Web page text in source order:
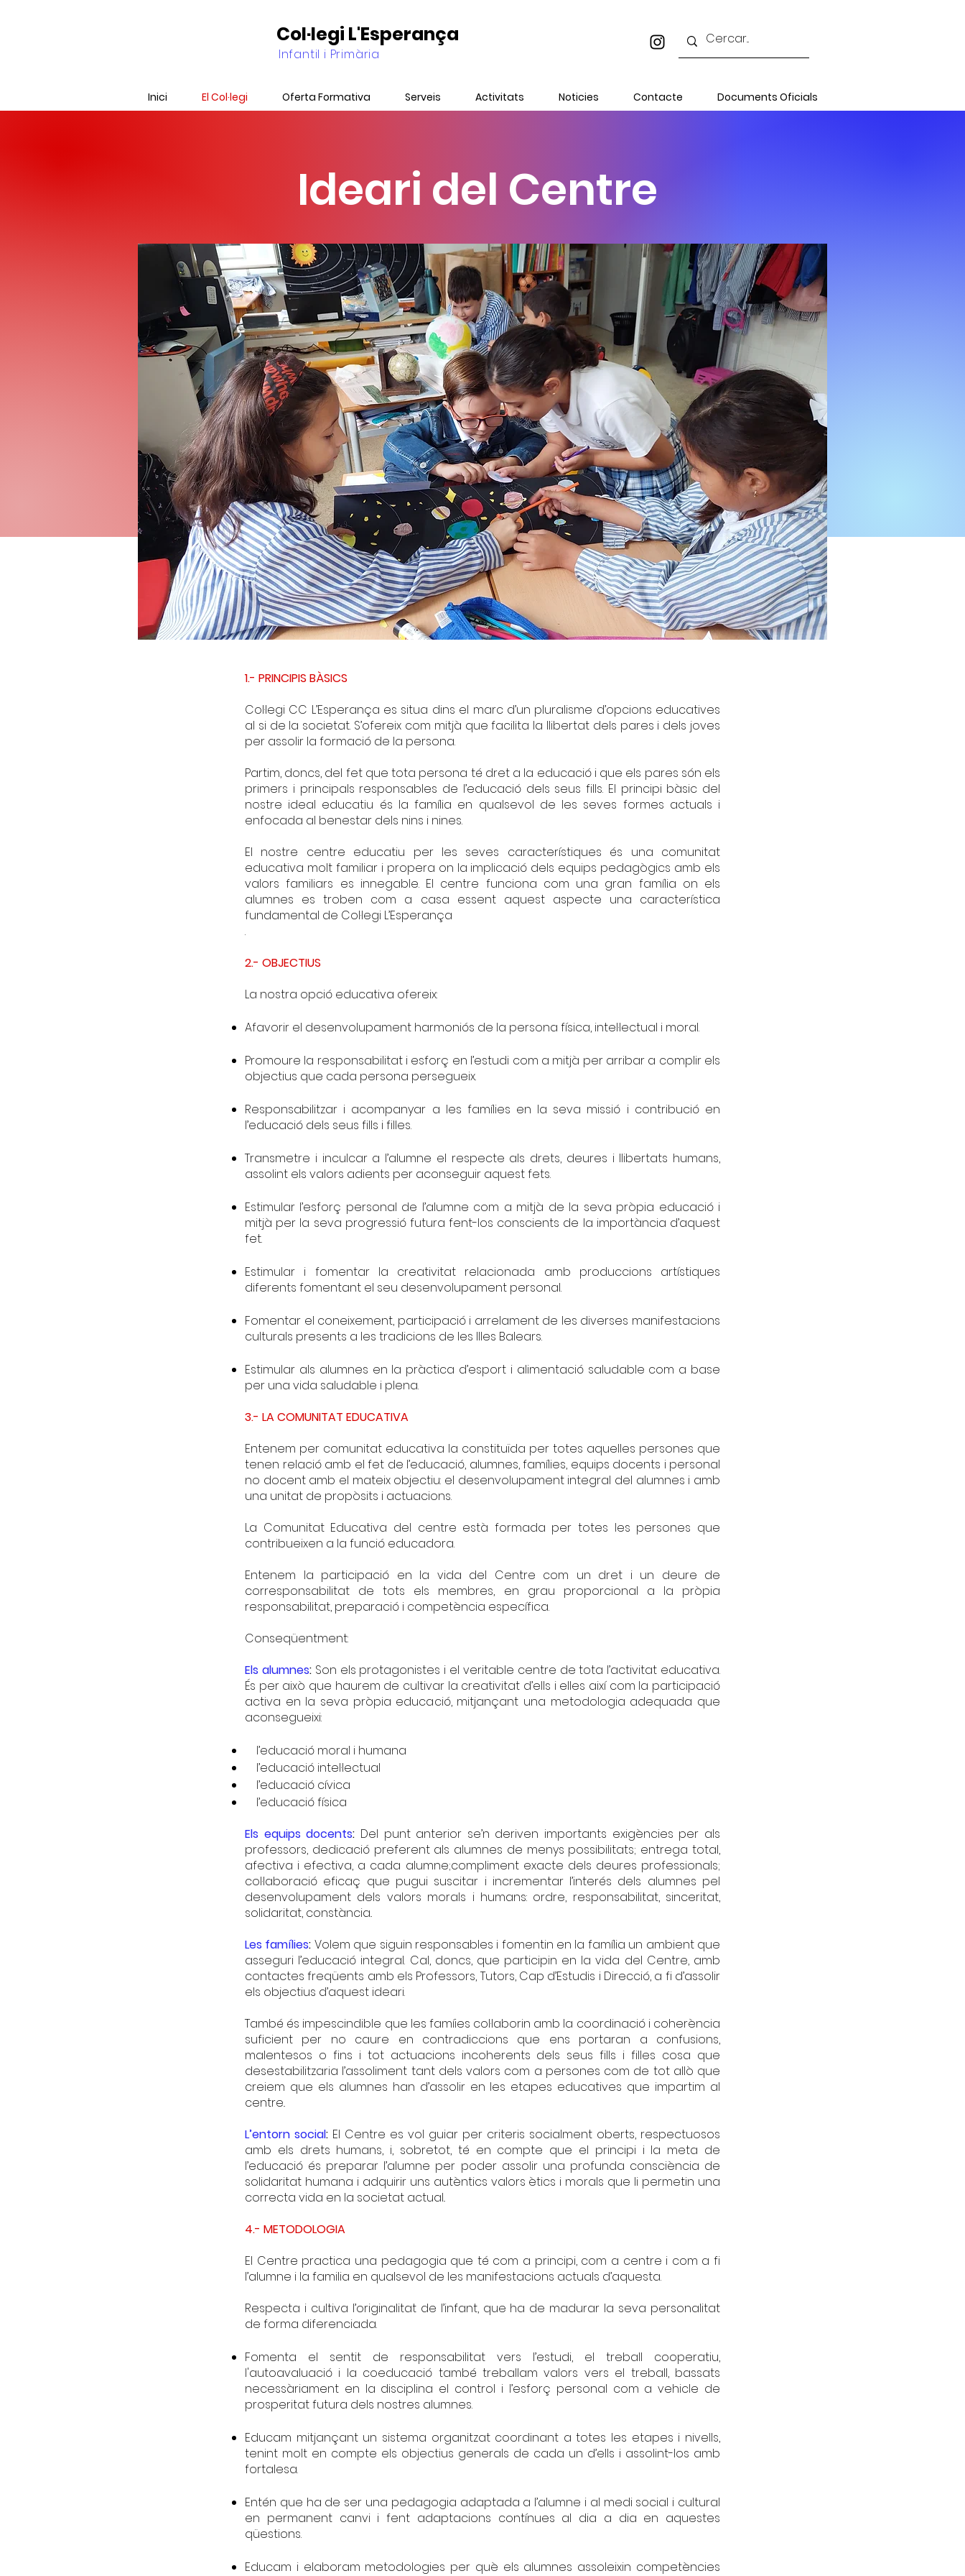
Col·legi L'Esperança
Infantil i Primària
Inici El Col·legi Oferta Formativa Serveis Activitats Noticies Contacte Documents Oficials
Ideari del Centre
1.- PRINCIPIS BÀSICS
Col·legi CC L’Esperança es situa dins el marc d’un pluralisme d’opcions educatives
al si de la societat. S’ofereix com mitjà que facilita la llibertat dels pares i dels joves
per assolir la formació de la persona.
Partim, doncs, del fet que tota persona té dret a la educació i que els pares són els
primers i principals responsables de l’educació dels seus fills. El principi bàsic del
nostre ideal educatiu és la família en qualsevol de les seves formes actuals i
enfocada al benestar dels nins i nines.
El nostre centre educatiu per les seves característiques és una comunitat
educativa molt familiar i propera on la implicació dels equips pedagògics amb els
valors familiars es innegable. El centre funciona com una gran família on els
alumnes es troben com a casa essent aquest aspecte una característica
fundamental de Col·legi L’Esperança
.
2.- OBJECTIUS
La nostra opció educativa ofereix:
Afavorir el desenvolupament harmoniós de la persona física, intel·lectual i moral.
Promoure la responsabilitat i esforç en l’estudi com a mitjà per arribar a complir els
objectius que cada persona persegueix.
Responsabilitzar i acompanyar a les famílies en la seva missió i contribució en
l’educació dels seus fills i filles.
Transmetre i inculcar a l’alumne el respecte als drets, deures i llibertats humans,
assolint els valors adients per aconseguir aquest fets.
Estimular l’esforç personal de l’alumne com a mitjà de la seva pròpia educació i
mitjà per la seva progressió futura fent-los conscients de la importància d’aquest
fet.
Estimular i fomentar la creativitat relacionada amb produccions artístiques
diferents fomentant el seu desenvolupament personal.
Fomentar el coneixement, participació i arrelament de les diverses manifestacions
culturals presents a les tradicions de les Illes Balears.
Estimular als alumnes en la pràctica d’esport i alimentació saludable com a base
per una vida saludable i plena.
3.- LA COMUNITAT EDUCATIVA
Entenem per comunitat educativa la constituïda per totes aquelles persones que
tenen relació amb el fet de l’educació, alumnes, famílies, equips docents i personal
no docent amb el mateix objectiu: el desenvolupament integral del alumnes i amb
una unitat de propòsits i actuacions.
La Comunitat Educativa del centre està formada per totes les persones que
contribueixen a la funció educadora.
Entenem la participació en la vida del Centre com un dret i un deure de
corresponsabilitat de tots els membres, en grau proporcional a la pròpia
responsabilitat, preparació i competència específica.
Conseqüentment:
Els alumnes:Son els protagonistes i el veritable centre de tota l’activitat educativa.
És per això que haurem de cultivar la creativitat d’ells i elles així com la participació
activa en la seva pròpia educació, mitjançant una metodologia adequada que
aconsegueixi:
l’educació moral i humana
l’educació intel·lectual
l’educació cívica
l’educació física
Els equips docents: Del punt anterior se’n deriven importants exigències per als
professors, dedicació preferent als alumnes de menys possibilitats; entrega total,
afectiva i efectiva, a cada alumne;compliment exacte dels deures professionals;
col·laboració eficaç que pugui suscitar i incrementar l’interés dels alumnes pel
desenvolupament dels valors morals i humans: ordre, responsabilitat, sinceritat,
solidaritat, constància..
Les famílies: Volem que siguin responsables i fomentin en la família un ambient que
asseguri l’educació integral. Cal, doncs, que participin en la vida del Centre, amb
contactes freqüents amb els Professors, Tutors, Cap d’Estudis i Direcció, a fi d’assolir
els objectius d’aquest ideari.
També és impescindible que les famíies col·laborin amb la coordinació i coherència
suficient per no caure en contradiccions que ens portaran a confusions,
malentesos o fins i tot actuacions incoherents dels seus fills i filles cosa que
desestabilitzaria l’assoliment tant dels valors com a persones com de tot allò que
creiem que els alumnes han d’assolir en les etapes educatives que impartim al
centre..
L’entorn social: El Centre es vol guiar per criteris socialment oberts, respectuosos
amb els drets humans, i, sobretot, té en compte que el principi i la meta de
l’educació és preparar l’alumne per poder assolir una profunda consciència de
solidaritat humana i adquirir uns autèntics valors ètics i morals que li permetin una
correcta vida en la societat actual..
4.- METODOLOGIA
El Centre practica una pedagogia que té com a principi, com a centre i com a fi
l’alumne i la familia en qualsevol de les manifestacions actuals d’aquesta.
Respecta i cultiva l’originalitat de l’infant, que ha de madurar la seva personalitat
de forma diferenciada.
Fomenta el sentit de responsabilitat vers l’estudi, el treball cooperatiu,
l'autoavaluació i la coeducació també treballam valors vers el treball, bassats
necessàriament en la disciplina el control i l’esforç personal com a vehicle de
prosperitat futura dels nostres alumnes.
Educam mitjançant un sistema organitzat coordinant a totes les etapes i nivells,
tenint molt en compte els objectius generals de cada un d’ells i assolint-los amb
fortalesa.
Entén que ha de ser una pedagogia adaptada a l’alumne i al medi social i cultural
en permanent canvi i fent adaptacions contínues al dia a dia en aquestes
qüestions.
Educam i elaboram metodologies per què els alumnes assoleixin competències